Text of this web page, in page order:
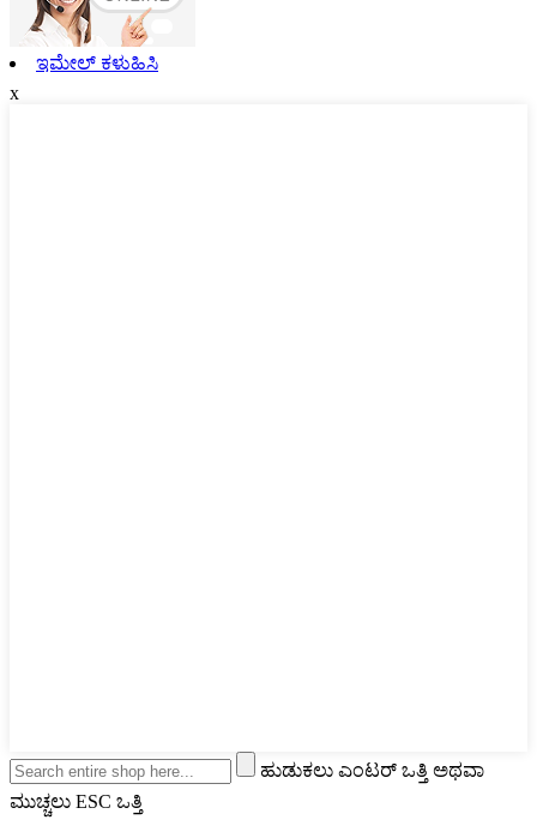
ಇಮೇಲ್ ಕಳುಹಿಸಿ
x
ಹುಡುಕಲು ಎಂಟರ್ ಒತ್ತಿ ಅಥವಾ
ಮುಚ್ಚಲು ESC ಒತ್ತಿ